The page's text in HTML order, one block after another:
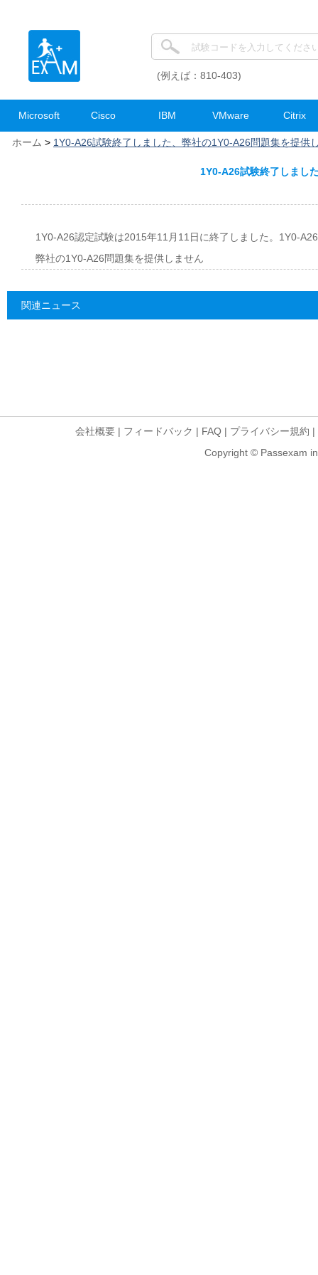
(例えば：810-403)
Microsoft Cisco IBM VMware Citrix
ホーム > 1Y0-A26試験終了しました、弊社の1Y0-A26問題集を提供
1Y0-A26試験終了しまし
1Y0-A26認定試験は2015年11月11日に終了しました。1Y0-
弊社の1Y0-A26問題集を提供しません
関連ニュース
会社概要 | フィードバック | FAQ | プライバシー規約 |
Copyright © Passexam